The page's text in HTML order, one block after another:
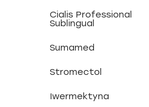
Cialis Professional
Sublingual
Sumamed
Stromectol
Iwermektyna